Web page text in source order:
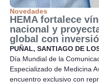
Novedades
HEMA fortalece
nacional y
global con
PUÑAL, SANTIAGO DE
Día Mundial de la
Especializado de Medicina
encuentro exclusivo con